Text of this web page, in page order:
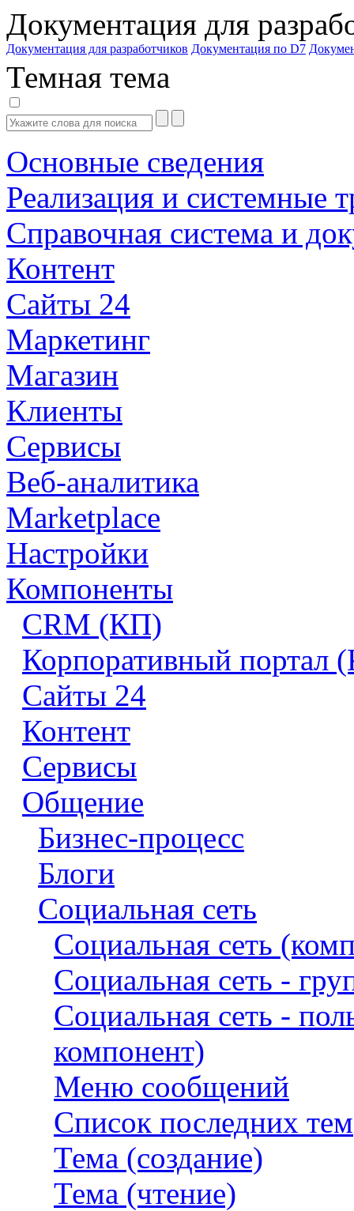
Документация для
Документация для разработчиков Документация по D7
Темная тема
Основные сведения
Реализация и системные
Справочная система и
Контент
Сайты 24
Маркетинг
Магазин
Клиенты
Сервисы
Веб-аналитика
Marketplace
Настройки
Компоненты
CRM (КП)
Корпоративный портал
Сайты 24
Контент
Сервисы
Общение
Бизнес-процесс
Блоги
Социальная сеть
Социальная сеть
Социальная сеть -
Социальная сеть -
компонент)
Меню сообщений
Список последних тем
Тема (создание)
Тема (чтение)